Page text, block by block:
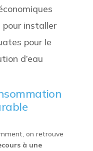
pour installer
pour le
d’eau
on retrouve
à une